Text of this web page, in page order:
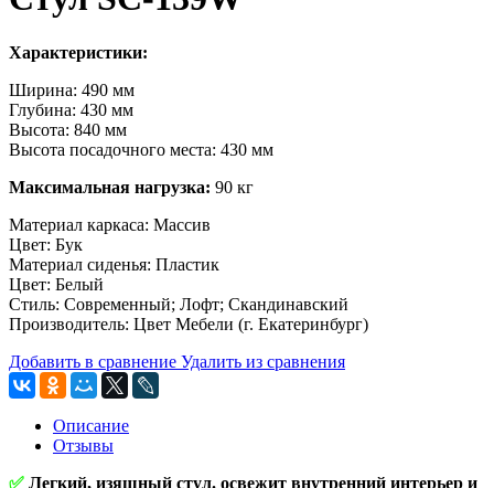
Характеристики:
Ширина: 490 мм
Глубина: 430 мм
Высота: 840 мм
Высота посадочного места: 430 мм
Максимальная нагрузка: 90 кг
Материал каркаса: Массив
Цвет: Бук
Материал сиденья: Пластик
Цвет: Белый
Стиль: Современный; Лофт; Скандинавский
Производитель: Цвет Мебели (г. Екатеринбург)
Добавить в сравнение Удалить из сравнения
Описание
Отзывы
✅ Легкий, изящный стул. освежит внутренний интерьер и